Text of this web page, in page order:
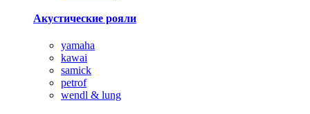
Акустические рояли
yamaha
kawai
samick
petrof
wendl & lung